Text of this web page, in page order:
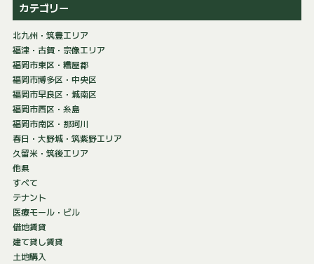
カテゴリー
北九州・筑豊エリア
福津・古賀・宗像エリア
福岡市東区・糟屋郡
福岡市博多区・中央区
福岡市早良区・城南区
福岡市西区・糸島
福岡市南区・那珂川
春日・大野城・筑紫野エリア
久留米・筑後エリア
他県
すべて
テナント
医療モール・ビル
借地賃貸
建て貸し賃貸
土地購入